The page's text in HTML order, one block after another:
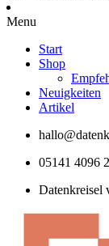
Menu
Start
Shop
Neuigkeiten
Artikel
05141 4096
Datenkreisel